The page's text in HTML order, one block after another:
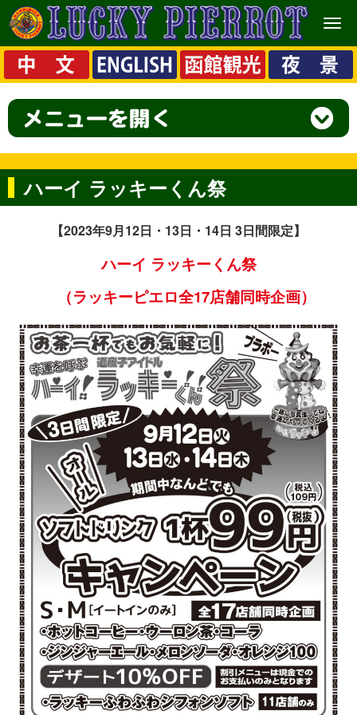
メ
ニ
ュ
ー
ハーイ ラッキーくん祭
【2023年9月12日・13日・14日 3日間限定】
ハーイ ラッキーくん祭
（ラッキーピエロ全17店舗同時企画）